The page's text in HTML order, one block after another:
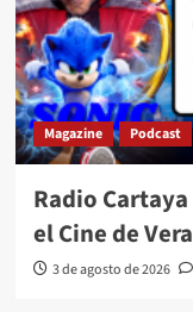
Magazine Podcast
Radio
el Cine de
3 de agosto de 2026